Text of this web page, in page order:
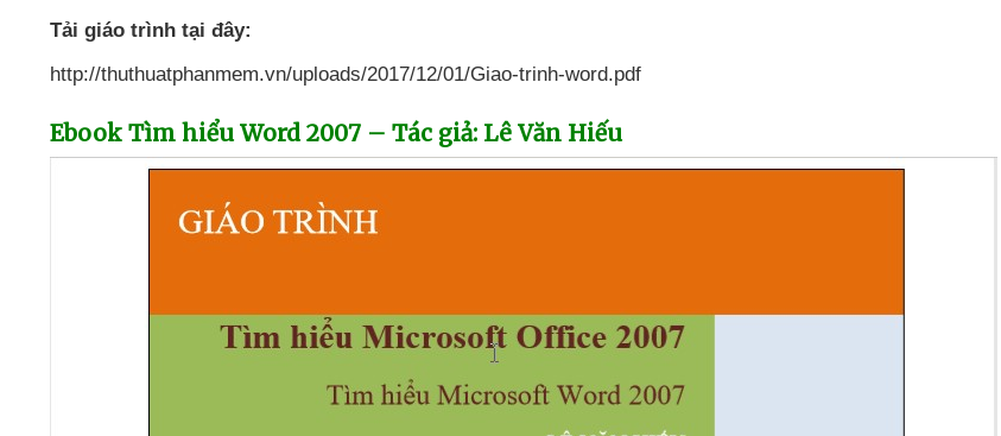
Tải giáo trình tại đây:
http://thuthuatphanmem.vn/uploads/2017/12/01/Giao-trinh-word.pdf
Ebook Tìm hiểu Word 2007 – Tác giả: Lê Văn Hiếu